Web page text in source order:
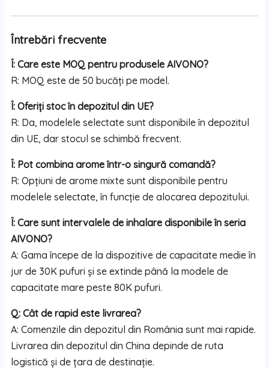
Întrebări frecvente
Î: Care este MOQ pentru produsele AIVONO?
R: MOQ este de 50 bucăți pe model.
Î: Oferiți stoc în depozitul din UE?
R: Da, modelele selectate sunt disponibile în depozitul
din UE, dar stocul se schimbă frecvent.
Î: Pot combina arome într-o singură comandă?
R: Opțiuni de arome mixte sunt disponibile pentru
modelele selectate, în funcție de alocarea depozitului.
Î: Care sunt intervalele de inhalare disponibile în seria
AIVONO?
A: Gama începe de la dispozitive de capacitate medie în
jur de 30K pufuri și se extinde până la modele de
capacitate mare peste 80K pufuri.
Q: Cât de rapid este livrarea?
A: Comenzile din depozitul din România sunt mai rapide.
Livrarea din depozitul din China depinde de ruta
logistică și de țara de destinație.